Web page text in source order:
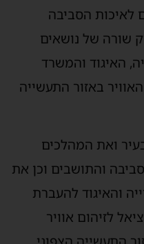
הסביבה
של נושאים
והמשרד
באזור התעשייה
ואת המהלכים
והתושבים וכן את
להעברת
לזיהום אוויר